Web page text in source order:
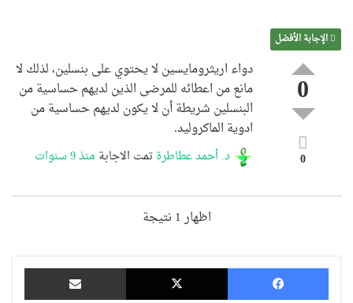
الإجابة الأفضل
0
0
دواء اريثرومايسين لا يحتوي على بنسلين، لذلك لا
مانع من اعطائه للمرضى الذين لديهم حساسية من
البنسلين شريطة أن لا يكون لديهم حساسية من
ادوية الماكروليد.
د. أحمد عطاطرةتمت الاجابة منذ 9 سنوات
اظهار 1 نتيجة
فيسبوك ‫X